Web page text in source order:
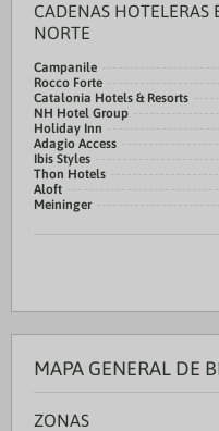
CADENAS HOTELERAS
NORTE
Campanile
Rocco Forte
Catalonia Hotels & Resorts
NH Hotel Group
Holiday Inn
Adagio Access
Ibis Styles
Thon Hotels
Aloft
Meininger
MAPA GENERAL DE
ZONAS